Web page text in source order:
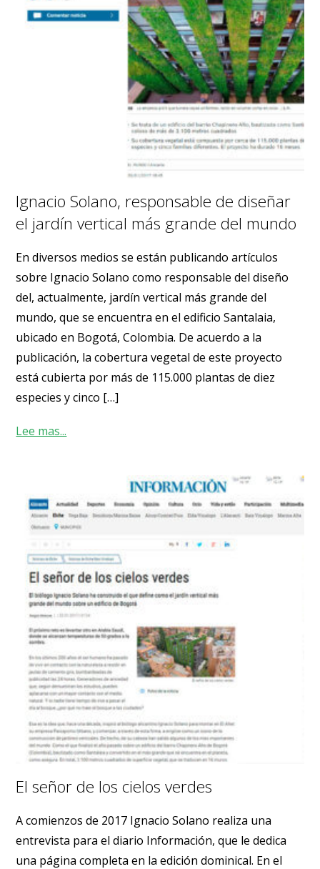
Ignacio Solano, responsable de diseñar
el jardín vertical más grande del mundo
En diversos medios se están publicando artículos
sobre Ignacio Solano como responsable del diseño
del, actualmente, jardín vertical más grande del
mundo, que se encuentra en el edificio Santalaia,
ubicado en Bogotá, Colombia. De acuerdo a la
publicación, la cobertura vegetal de este proyecto
está cubierta por más de 115.000 plantas de diez
especies y cinco […]
Lee mas...
El señor de los cielos verdes
A comienzos de 2017 Ignacio Solano realiza una
entrevista para el diario Información, que le dedica
una página completa en la edición dominical. En el